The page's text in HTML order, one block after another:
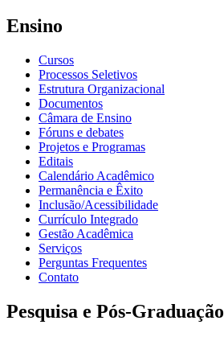
Ensino
Cursos
Processos Seletivos
Estrutura Organizacional
Documentos
Câmara de Ensino
Fóruns e debates
Projetos e Programas
Editais
Calendário Acadêmico
Permanência e Êxito
Inclusão/Acessibilidade
Currículo Integrado
Gestão Acadêmica
Serviços
Perguntas Frequentes
Contato
Pesquisa e Pós-Graduação